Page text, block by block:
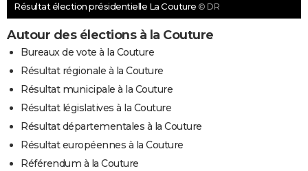
Résultat élection présidentielle La Couture © DR
Autour des élections à la Couture
Bureaux de vote à la Couture
Résultat régionale à la Couture
Résultat municipale à la Couture
Résultat législatives à la Couture
Résultat départementales à la Couture
Résultat européennes à la Couture
Référendum à la Couture